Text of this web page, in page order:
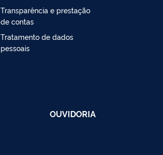
Transparência e prestação
de contas
Tratamento de dados
pessoais
OUVIDORIA